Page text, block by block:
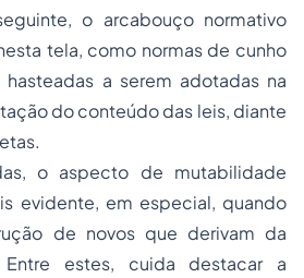
o arcabouço normativo
tela, como normas de cunho
hasteadas a serem adotadas na
do conteúdo das leis, diante
o aspecto de mutabilidade
evidente, em especial, quando
de novos que derivam da
estes, cuida destacar a